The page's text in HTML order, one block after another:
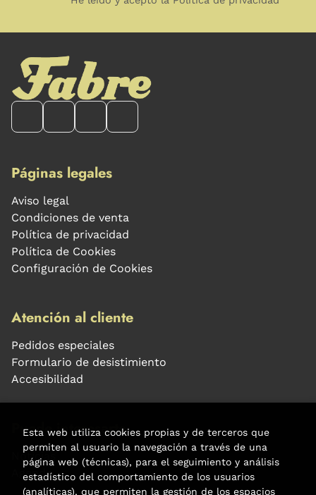
Páginas legales
Aviso legal
Condiciones de venta
Política de privacidad
Política de Cookies
Configuración de Cookies
Atención al cliente
Pedidos especiales
Formulario de desistimiento
Accesibilidad
Puede interesarte
Noticias
Agenda
Esta web utiliza cookies propias y de terceros que
permiten al usuario la navegación a través de una
página web (técnicas), para el seguimiento y análisis
estadístico del comportamiento de los usuarios
(analíticas), que permiten la gestión de los espacios